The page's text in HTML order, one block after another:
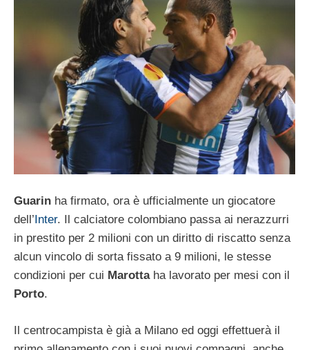
Guarin ha firmato, ora è ufficialmente un giocatore
dell’ Inter. Il calciatore colombiano passa ai nerazzurri
in prestito per 2 milioni con un diritto di riscatto senza
alcun vincolo di sorta fissato a 9 milioni, le stesse
condizioni per cui Marottaha lavorato per mesi con il
Porto.
Il centrocampista è già a Milano ed oggi effettuerà il